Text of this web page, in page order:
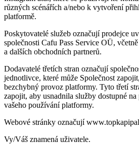
různých scénářích a/nebo k vytvoření
platformě.
Poskytovatelé služeb označují prodejce
společnosti Cafu Pass Service OÜ,
a dalších obchodních partnerů.
Dodavatelé třetích stran označují
jednotlivce, které může Společnost
bezchybný provoz platformy. Tyto třetí
zapojit, aby usnadnila služby dostupné
vašeho používání platformy.
Webové stránky označují
Vy/Váš znamená uživatele.